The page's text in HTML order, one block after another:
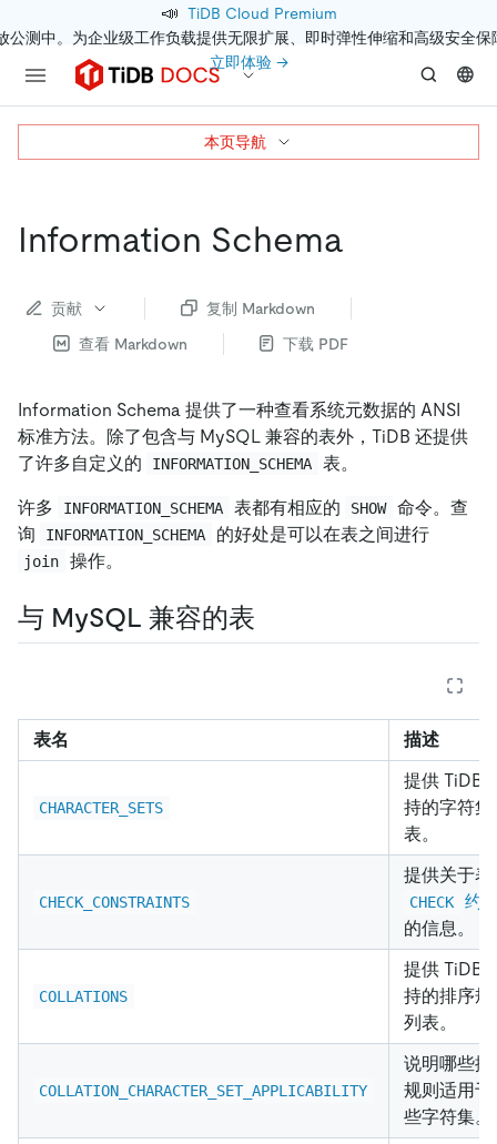
📣 TiDB Cloud Premium
公测中。为企业级工作负载提供无限扩展、即时弹性伸缩和高级安全保
立即体验 →
Information Schema
贡献
复制 Markdown
查看 Markdown
下载 PDF
Information Schema 提供了一种查看系统元数据的 ANSI
标准方法。除了包含与 MySQL 兼容的表外，TiDB 还提供
了许多自定义的
INFORMATION_SCHEMA 表。
许多 INFORMATION_SCHEMA 表都有相应的 SHOW
命令。查
询
INFORMATION_SCHEMA 的好处是可以在表之间进行
join 操作。
与 MySQL 兼容的表
表名 描述
CHARACTER_SETS
提供 TiDB
持的字符集
表。
CHECK_CONSTRAINTS
提供关于表
CHECK
约
的信息。
COLLATIONS
提供 TiDB
持的排序规
列表。
COLLATION_CHARACTER_SET_APPLICABILITY
说明哪些排
规则适用于
些字符集。
本页导航